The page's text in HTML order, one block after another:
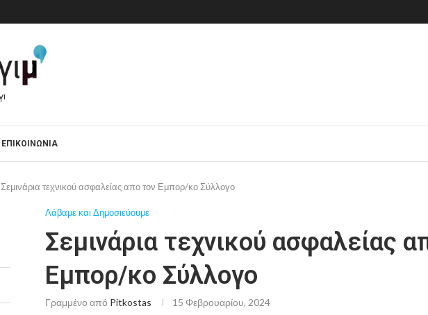
ΕΠΙΚΟΙΝΩΝΙΑ
Σεμινάρια τεχνικού ασφαλείας απο τον Εμπορ/κο Σύλλογο
Λάβαμε και Δημοσιεύουμε
Σεμινάρια τεχνικού ασφαλείας
Εμπορ/κο Σύλλογο
Γραμμένο από Pitkostas 15 Φεβρουαρίου, 2024